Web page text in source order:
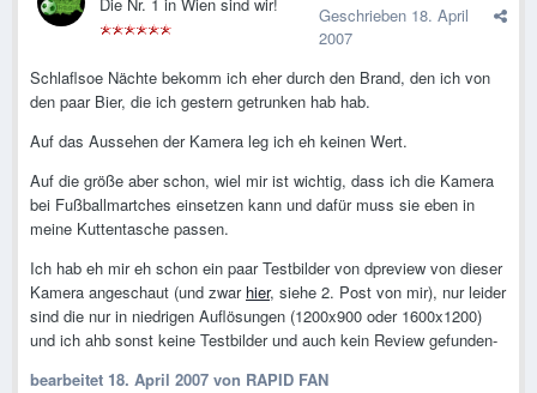
Die Nr. 1 in Wien sind wir! Geschrieben 18. April
2007
Schlaflsoe Nächte bekomm ich eher durch den Brand, den ich von
den paar Bier, die ich gestern getrunken hab hab.
Auf das Aussehen der Kamera leg ich eh keinen Wert.
Auf die größe aber schon, wiel mir ist wichtig, dass ich die Kamera
bei Fußballmartches einsetzen kann und dafür muss sie eben in
meine Kuttentasche passen.
Ich hab eh mir eh schon ein paar Testbilder von dpreview von dieser
Kamera angeschaut (und zwar hier, siehe 2. Post von mir), nur leider
sind die nur in niedrigen Auflösungen (1200x900 oder 1600x1200)
und ich ahb sonst keine Testbilder und auch kein Review gefunden-
bearbeitet 18. April 2007 von RAPID FAN